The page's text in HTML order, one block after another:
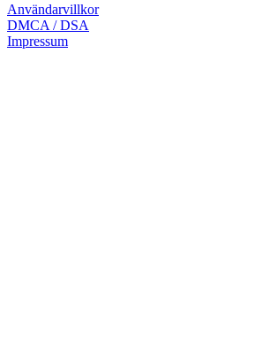
Användarvillkor
DMCA / DSA
Impressum